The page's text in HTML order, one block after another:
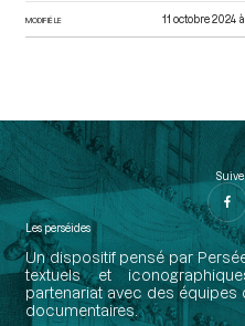
MODIFIÉ LE 11 octobre 2024 à
Les perséides
Un dispositif pensé par
textuels et
partenariat avec des équipes
documentaires.